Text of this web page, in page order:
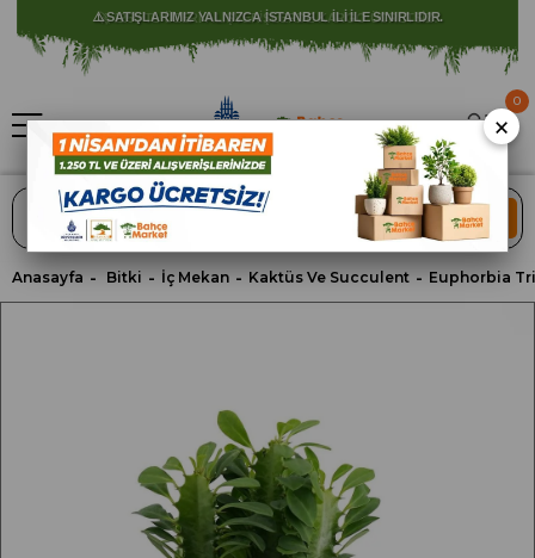
⚠️ SATIŞLARIMIZ YALNIZCA İSTANBUL İLİ İLE SINIRLIDIR.
ARA
0
Anasayfa Bitki İç Mekan Kaktüs Ve Succulent
×